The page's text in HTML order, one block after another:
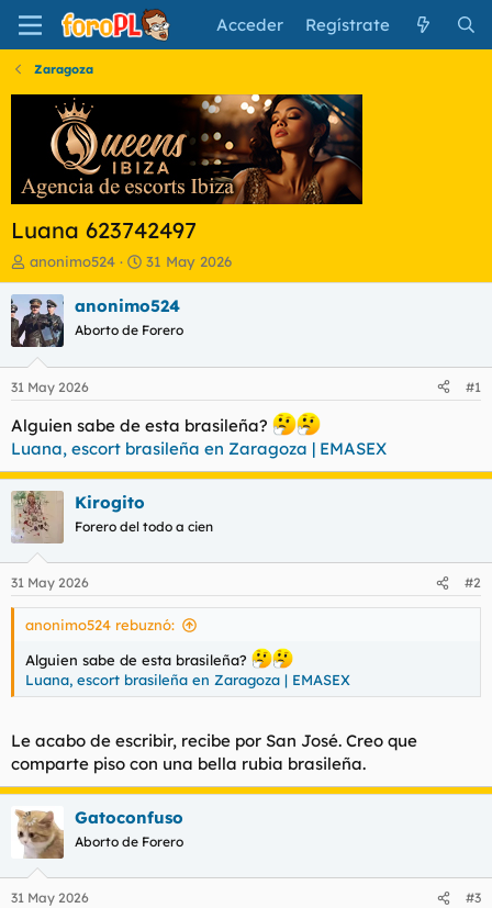
Acceder Regístrate
Zaragoza
Luana 623742497
I
n
i
c
i
a
d
o
d
e
l
t
e
m
a
anonimo524
F
e
c
a
i
c
i
31 May 2026
anonimo524
Aborto de Forero
31 May 2026 #1
Alguien sabe de esta brasileña?
Luana, escort brasileña en Zaragoza | EMASEX
Kirogito
Forero del todo a cien
31 May 2026 #2
anonimo524 rebuznó:
Alguien sabe de esta brasileña?
Luana, escort brasileña en Zaragoza | EMASEX
Le acabo de escribir, recibe por San José. Creo que
comparte piso con una bella rubia brasileña.
Gatoconfuso
Aborto de Forero
31 May 2026 #3